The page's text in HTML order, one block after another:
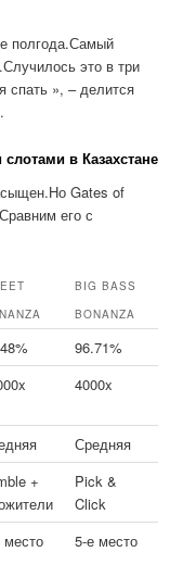
полгода.Самый
это в три
спать », – делится
в Казахстане
Gates of
его с
BIG BASS
BONANZA
96.71%
4000x
Средняя
+
Pick &
Click
место 5-е место